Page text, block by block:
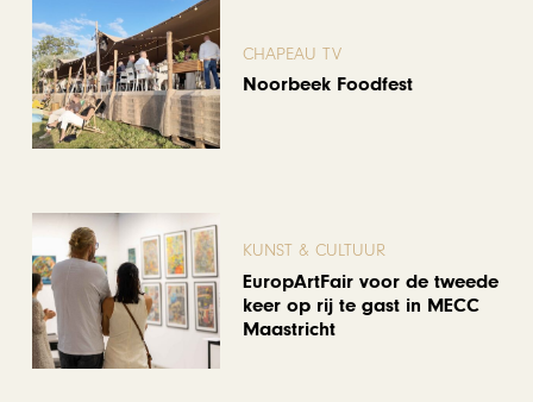
CHAPEAU TV
Noorbeek Foodfest
KUNST & CULTUUR
EuropArtFair voor de tweede
keer op rij te gast in MECC
Maastricht